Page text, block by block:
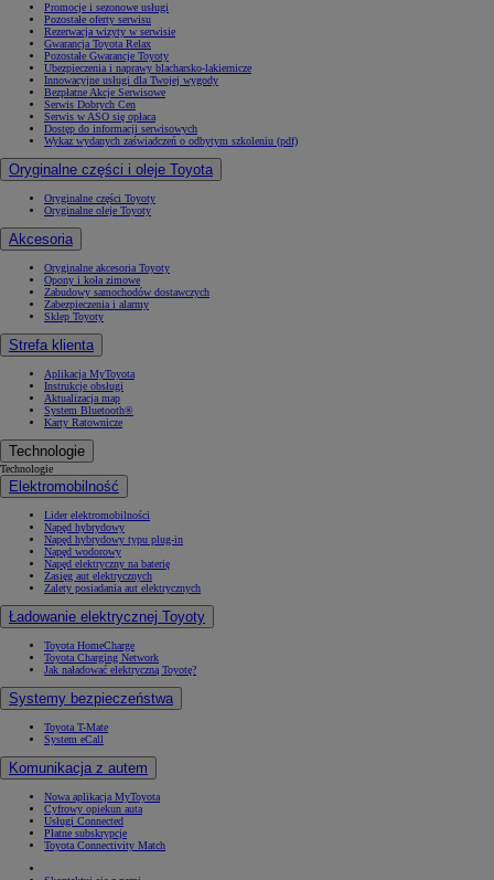
Promocje i sezonowe usługi
Pozostałe oferty serwisu
Rezerwacja wizyty w serwisie
Gwarancja Toyota Relax
Pozostałe Gwarancje Toyoty
Ubezpieczenia i naprawy blacharsko-lakiernicze
Innowacyjne usługi dla Twojej wygody
Bezpłatne Akcje Serwisowe
Serwis Dobrych Cen
Serwis w ASO się opłaca
Dostęp do informacji serwisowych
Wykaz wydanych zaświadczeń o odbytym szkoleniu (pdf)
Oryginalne części i oleje Toyota
Oryginalne części Toyoty
Oryginalne oleje Toyoty
Akcesoria
Oryginalne akcesoria Toyoty
Opony i koła zimowe
Zabudowy samochodów dostawczych
Zabezpieczenia i alarmy
Sklep Toyoty
Strefa klienta
Aplikacja MyToyota
Instrukcje obsługi
Aktualizacja map
System Bluetooth®
Karty Ratownicze
Technologie
Technologie
Elektromobilność
Lider elektromobilności
Napęd hybrydowy
Napęd hybrydowy typu plug-in
Napęd wodorowy
Napęd elektryczny na baterię
Zasięg aut elektrycznych
Zalety posiadania aut elektrycznych
Ładowanie elektrycznej Toyoty
Toyota HomeCharge
Toyota Charging Network
Jak naładować elektryczną Toyotę?
Systemy bezpieczeństwa
Toyota T-Mate
System eCall
Komunikacja z autem
Nowa aplikacja MyToyota
Cyfrowy opiekun auta
Usługi Connected
Płatne subskrypcje
Toyota Connectivity Match